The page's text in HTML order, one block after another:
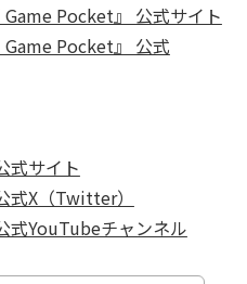
Pocket』 公式サイト
Game Pocket』 公式
式サイト
式X（Twitter）
式YouTubeチャンネル